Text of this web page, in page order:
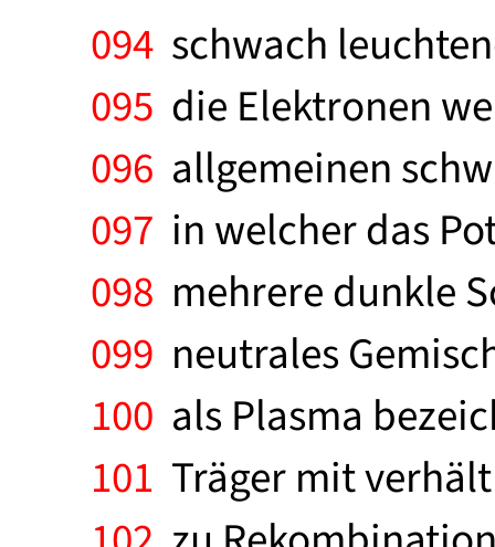
094 schwach
095 die Elektronen
096 allgemeinen
097 in welcher das
098 mehrere dunkle
099 neutrales
100 als Plasma
101 Träger mit